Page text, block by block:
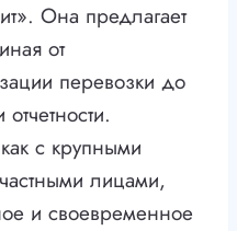
Она предлагает
от
перевозки до
с крупными
лицами,
и своевременное